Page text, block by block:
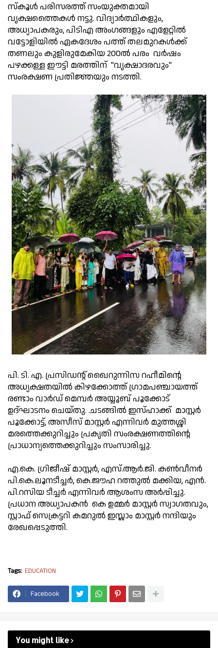
സ്കൂൾ പരിസരത്ത് സംയുക്തമായി
വൃക്ഷത്തൈകൾ നട്ടു. വിദ്യാർത്ഥികളും,
അധ്യാപകരും, പിടിഎ അംഗങ്ങളും എളേറ്റിൽ
വട്ടോളിയിൽ ഏകദേശം പത്ത് തലമുറകൾക്ക്
തണലും കുളിരുമേകിയ 200ൽ പരം വർഷം
പഴക്കള്ള ഈട്ടി മരത്തിന് "വൃക്ഷാദരവും"
സംരക്ഷണ പ്രതിജ്ഞയും നടത്തി.
പി. ടി. എ. പ്രസിഡന്റ് ഖൈറുന്നിസ റഹീമിൻ്റെ
അധ്യക്ഷതയിൽ കിഴക്കോത്ത് ഗ്രാമപഞ്ചായത്ത്
രണ്ടാം വാർഡ് മെമ്പർ അയ്യൂബ് പൂക്കോട്
ഉദ്ഘാടനം ചെയ്തു. .ചടങ്ങിൽ ഇസ്ഹാക്ക് മാസ്റ്റർ
പൂക്കോട്ട്, അസീസ് മാസ്റ്റർ എന്നിവർ മുത്തശ്ശി
മരത്തെക്കുറിച്ചും പ്രകൃതി സംരക്ഷണത്തിൻ്റെ
പ്രാധാന്യത്തെക്കുറിച്ചും സംസാരിച്ചു.
എ.കെ. ഗ്രിജീഷ് മാസ്റ്റർ, എസ്.ആർ.ജി. കൺവീനർ
പി.കെ.ലൂനടീച്ചർ, കെ.ജൗഹ റത്തുൽ മക്കിയ, എൻ.
പി.റസിയ ടീച്ചർ എന്നിവർ ആശംസ അർപ്പിച്ചു.
പ്രധാന അധ്യാപകൻ കെ ഉമ്മർ മാസ്റ്റർ സ്വാഗതവും,
സ്റ്റാഫ് സെക്രട്ടറി കമറുൽ ഇസ്ലാം മാസ്റ്റർ നന്ദിയും
രേഖപ്പെടുത്തി.
Tags: EDUCATION
Facebook
You might like